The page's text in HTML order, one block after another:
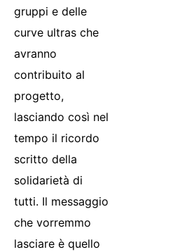
gruppi e delle
curve ultras che
avranno
contribuito al
progetto,
lasciando così nel
tempo il ricordo
scritto della
solidarietà di
tutti. Il messaggio
che vorremmo
lasciare è quello